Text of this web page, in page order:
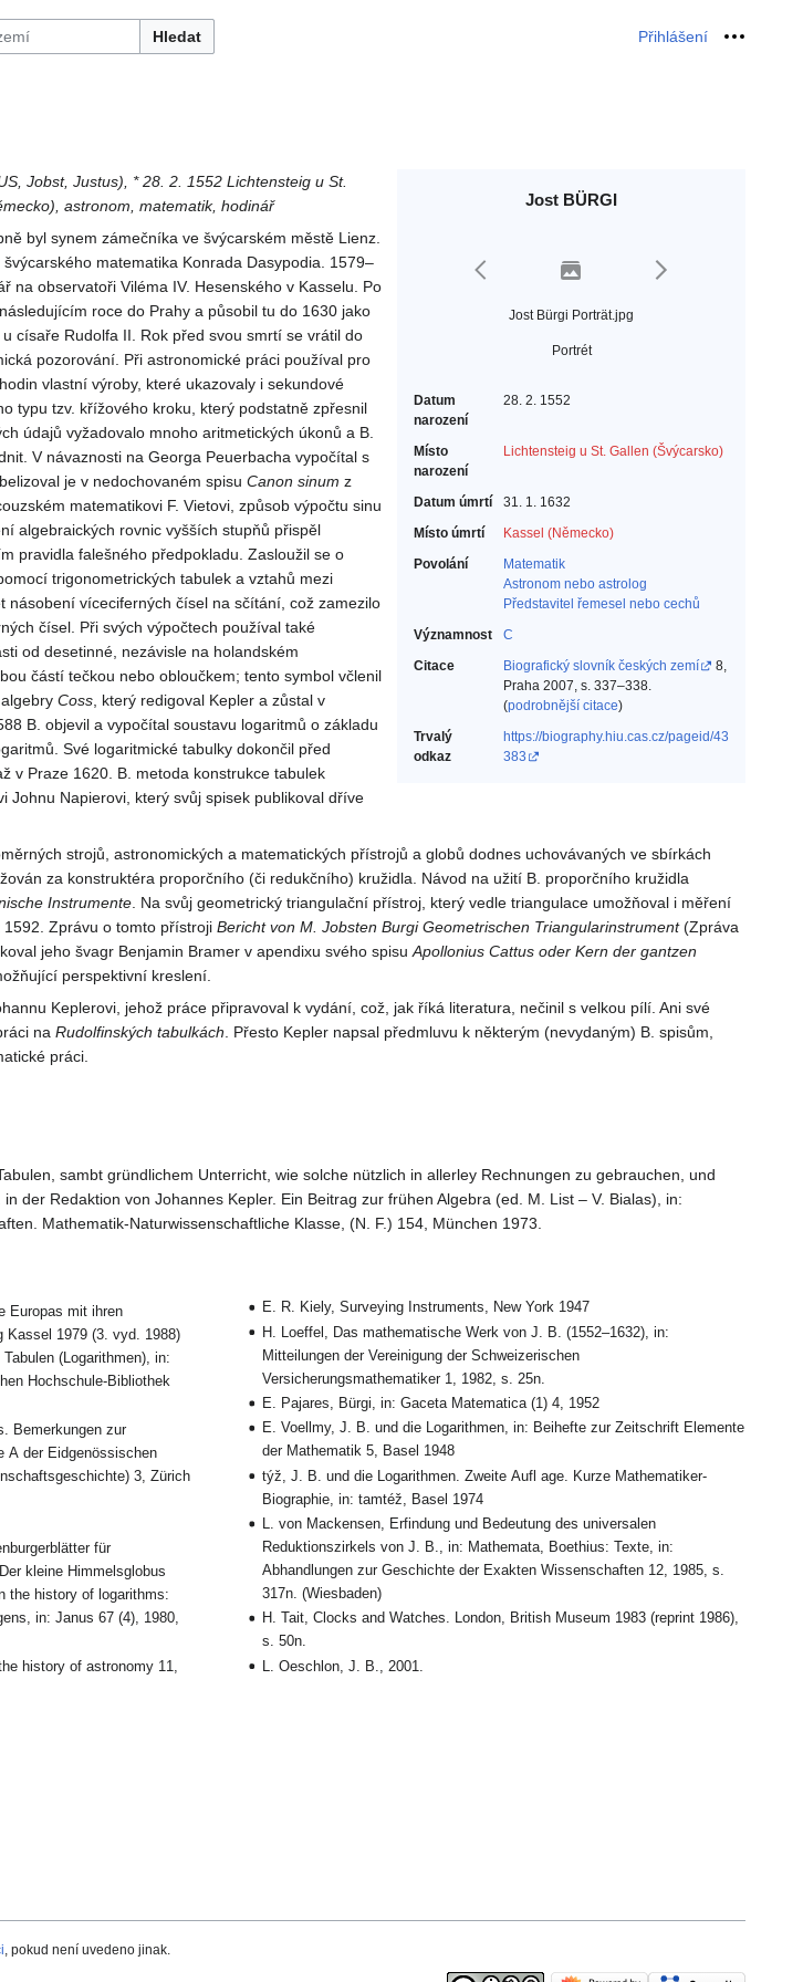
Hledat Přihlášení Osobní
Jost BÜRGI
Jost Bürgi Porträt.jpg
Portrét
Datum
narození
28. 2. 1552
Místo
narození
Lichtensteig u St. Gallen (Švýcarsko)
Datum úmrtí
31. 1. 1632
Místo úmrtí
Kassel (Německo)
Povolání
Matematik‎
Astronom nebo astrolog‎
Představitel řemesel nebo cechů‎
Významnost
C
Citace
Biografický slovník českých zemí
8,
Praha 2007, s. 337–338.
(podrobnější citace)
Trvalý
odkaz
https://biography.hiu.cas.cz/pageid/43
383
Jobst, Justus), * 28. 2. 1552 Lichtensteig u St.
astronom, matematik, hodinář
byl synem zámečníka ve švýcarském městě Lienz.
matematika Konrada Dasypodia. 1579–
na observatoři Viléma IV. Hesenského v Kasselu. Po
roce do Prahy a působil tu do 1630 jako
císaře Rudolfa II. Rok před svou smrtí se vrátil do
pozorování. Při astronomické práci používal pro
vlastní výroby, které ukazovaly i sekundové
typu tzv. křížového kroku, který podstatně zpřesnil
údajů vyžadovalo mnoho aritmetických úkonů a B.
V návaznosti na Georga Peuerbacha vypočítal s
je v nedochovaném spisu Canon sinum z
matematikovi F. Vietovi, způsob výpočtu sinu
algebraických rovnic vyšších stupňů přispěl
pravidla falešného předpokladu. Zasloužil se o
trigonometrických tabulek a vztahů mezi
násobení víceciferných čísel na sčítání, což zamezilo
čísel. Při svých výpočtech používal také
od desetinné, nezávisle na holandském
částí tečkou nebo obloučkem; tento symbol včlenil
Coss , který redigoval Kepler a zůstal v
B. objevil a vypočítal soustavu logaritmů o základu
Své logaritmické tabulky dokončil před
v Praze 1620. B. metoda konstrukce tabulek
Johnu Napierovi, který svůj spisek publikoval dříve
strojů, astronomických a matematických přístrojů a globů dodnes uchovávaných ve sbírkách
za konstruktéra proporčního (či redukčního) kružidla. Návod na užití B. proporčního kružidla
Instrumente . Na svůj geometrický triangulační přístroj, který vedle triangulace umožňoval i měření
Zprávu o tomto přístroji Bericht von M. Jobsten Burgi Geometrischen Triangularinstrument(Zpráva
jeho švagr Benjamin Bramer v apendixu svého spisu Apollonius Cattus oder Kern der gantzen
perspektivní kreslení.
Keplerovi, jehož práce připravoval k vydání, což, jak říká literatura, nečinil s velkou pílí. Ani své
na Rudolfinských tabulkách . Přesto Kepler napsal předmluvu k některým (nevydaným) B. spisům,
práci.
sambt gründlichem Unterricht, wie solche nützlich in allerley Rechnungen zu gebrauchen, und
der Redaktion von Johannes Kepler. Ein Beitrag zur frühen Algebra (ed. M. List – V. Bialas), in:
Mathematik-Naturwissenschaftliche Klasse, (N. F.) 154, München 1973.
Europas mit ihren
Kassel 1979 (3. vyd. 1988)
(Logarithmen), in:
Hochschule-Bibliothek
Bemerkungen zur
A der Eidgenössischen
3, Zürich
für
kleine Himmelsglobus
the history of logarithms:
in: Janus 67 (4), 1980,
history of astronomy 11,
E. R. Kiely, Surveying Instruments, New York 1947
H. Loeffel, Das mathematische Werk von J. B. (1552–1632), in:
Mitteilungen der Vereinigung der Schweizerischen
Versicherungsmathematiker 1, 1982, s. 25n.
E. Pajares, Bürgi, in: Gaceta Matematica (1) 4, 1952
E. Voellmy, J. B. und die Logarithmen, in: Beihefte zur Zeitschrift Elemente
der Mathematik 5, Basel 1948
týž, J. B. und die Logarithmen. Zweite Aufl age. Kurze Mathematiker-
Biographie, in: tamtéž, Basel 1974
L. von Mackensen, Erfindung und Bedeutung des universalen
Reduktionszirkels von J. B., in: Mathemata, Boethius: Texte, in:
Abhandlungen zur Geschichte der Exakten Wissenschaften 12, 1985, s.
317n. (Wiesbaden)
H. Tait, Clocks and Watches. London, British Museum 1983 (reprint 1986),
s. 50n.
L. Oeschlon, J. B., 2001.
, pokud není uvedeno jinak.